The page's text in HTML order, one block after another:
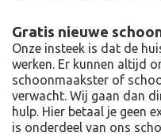
Gratis nieuwe
Onze insteek is dat de
werken. Er kunnen altijd
schoonmaakster of
verwacht. Wij gaan dan
hulp. Hier betaal je geen
is onderdeel van ons